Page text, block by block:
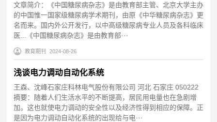
文章简介：《中国糖尿病杂志》是由教育部主管、北京大学主办
的中国惟一国家级糖尿病学术期刊，由原《中华糖尿病杂志》更
名而来。国内外公开发行，以中高级糖尿病专业人员及各科临床
医...《中国糖尿病杂志》是由教育部···
教育期刊 2024-08-26
浅谈电力调动自动化系统
王森、沈峰石家庄科林电气股份有限公司 河北 石家庄 050222
摘要：随着人们生活水平的不断提高，居民用电量也在急剧增
加。这也就使电力调动的安全性以及经济性得到相应的保障。正
是因为电力调动自动化系统的出现给与电···